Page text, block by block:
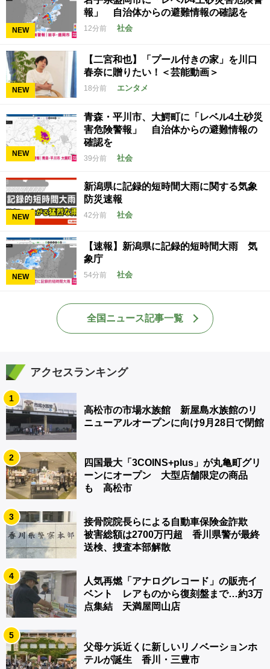
NEW
報」 自治体からの避難情報の確認を
12分前 社会
NEW
【二宮和也】「プール付きの家」を川口
春奈に贈りたい！＜芸能動画＞
18分前 エンタメ
NEW
青森・平川市、大鰐町に「レベル4土砂災
害危険警報」 自治体からの避難情報の
確認を
39分前 社会
NEW
新潟県に記録的短時間大雨に関する気象
防災速報
42分前 社会
NEW
【速報】新潟県に記録的短時間大雨 気
象庁
54分前 社会
全国ニュース記事一覧
アクセスランキング
1
高松市の市場水族館 新屋島水族館のリ
ニューアルオープンに向け9月28日で閉館
2
四国最大「3COINS+plus」が丸亀町グリ
ーンにオープン 大型店舗限定の商品
も 高松市
3
接骨院院長らによる自動車保険金詐欺
被害総額は2700万円超 香川県警が最終
送検、捜査本部解散
4
人気再燃「アナログレコード」の販売イ
ベント レアものから復刻盤まで…約3万
点集結 天満屋岡山店
5
父母ケ浜近くに新しいリノベーションホ
テルが誕生 香川・三豊市